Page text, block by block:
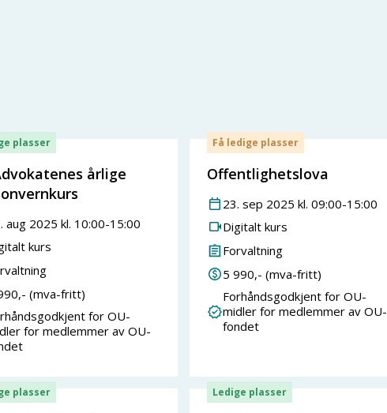
plasser
årlige
. aug 2025 kl. 10:00-15:00
kurs
,- (mva-fritt)
for OU-
for medlemmer av OU-
Få ledige plasser
Offentlighetslova
23. sep 2025 kl. 09:00-15:00
Digitalt kurs
Forvaltning
5 990,- (mva-fritt)
Forhåndsgodkjent for OU-
midler for medlemmer av OU-
fondet
plasser Ledige plasser